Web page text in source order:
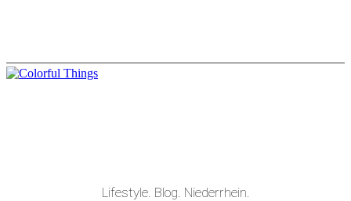
Lifestyle. Blog. Niederrhein.